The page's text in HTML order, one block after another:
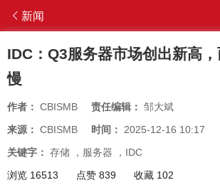
新闻
IDC：Q3服务器市场创出新高
慢
作者： CBISMB 责任编辑： 邹大斌
来源： CBISMB 时间： 2025-12-16 10:17
关键字： 存储 ， 服务器 ， IDC
浏览 16513
点赞 839 收藏 102